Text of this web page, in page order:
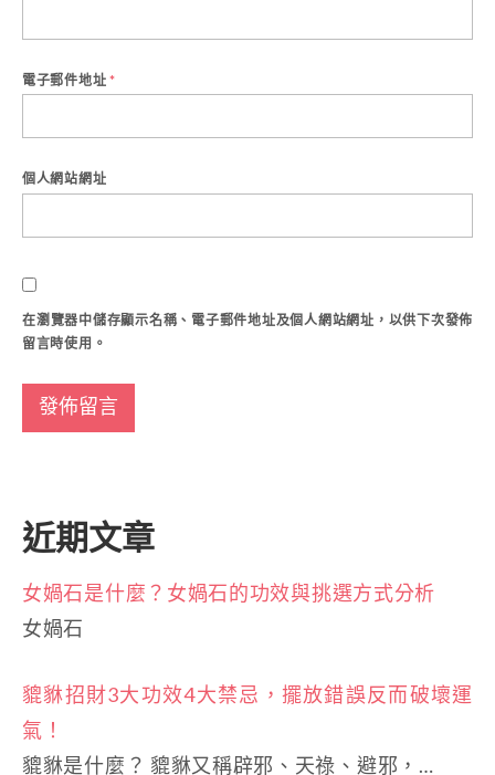
電子郵件地址 *
個人網站網址
在瀏覽器中儲存顯示名稱、電子郵件地址及個人網站網址，以供下次發佈
留言時使用。
近期文章
女媧石是什麼？女媧石的功效與挑選方式分析
女媧石
貔貅招財3大功效4大禁忌，擺放錯誤反而破壞運
氣！
貔貅是什麼？ 貔貅又稱辟邪、天祿、避邪，…